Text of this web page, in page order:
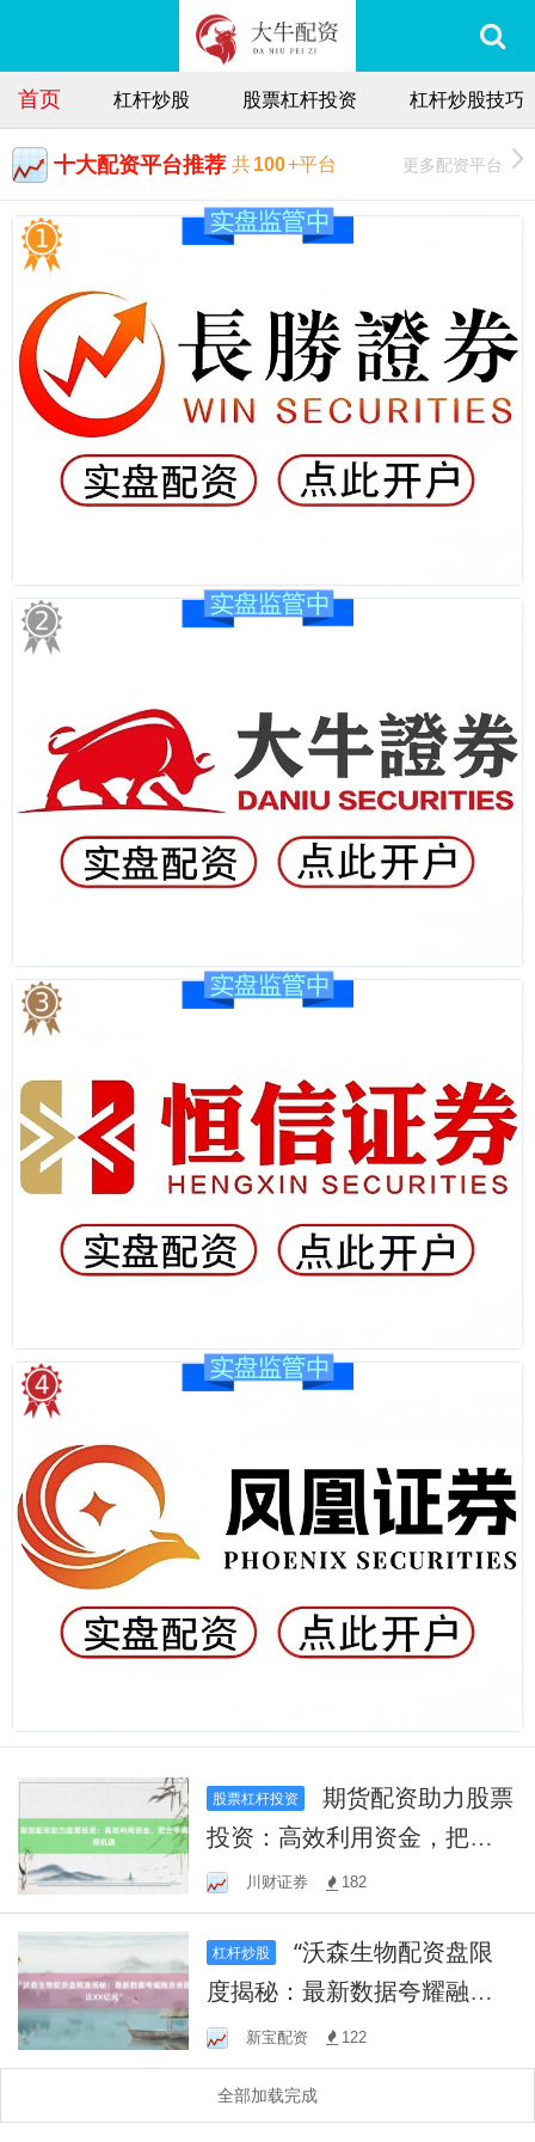
首页 杠杆炒股 股票杠杆投资 杠杆炒股技巧
十大配资平台推荐 共100+平台 更多配资平台
股票杠杆投资
期货配资助力股票
投资：高效利用资金，把合
手阛阓机遇
川财证券 182
杠杆炒股
“沃森生物配资盘限
度揭秘：最新数据夸耀融资
余额达XX亿元”
新宝配资 122
全部加载完成